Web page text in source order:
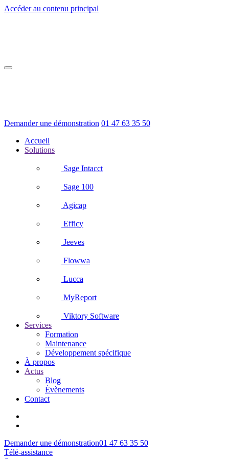
Accéder au contenu principal
Demander une démonstration 01 47 63 35 50
Accueil
Solutions
Sage Intacct
Sage 100
Agicap
Efficy
Jeeves
Flowwa
Lucca
MyReport
Viktory Software
Services
Formation
Maintenance
Développement spécifique
À propos
Actus
Blog
Évènements
Contact
Demander une démonstration01 47 63 35 50
Télé-assistance